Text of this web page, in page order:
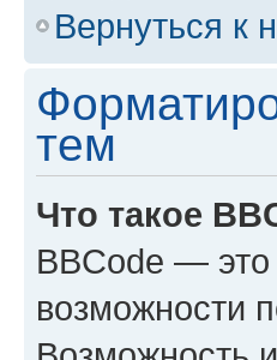
Вернуться к
тем
Что такое
BBCode —
возможности